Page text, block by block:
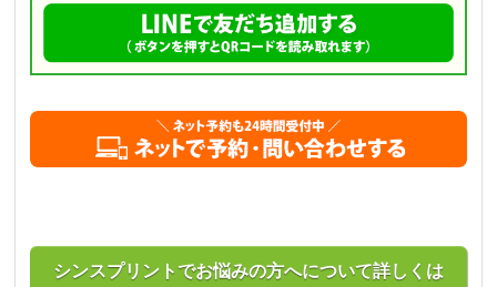
シンスプリントでお悩みの方へについて詳しくは